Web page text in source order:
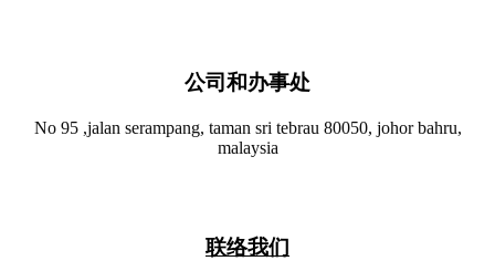
公司和办事处​
No 95 ,jalan serampang, taman sri tebrau 80050, johor bahru,
malaysia
联络我们